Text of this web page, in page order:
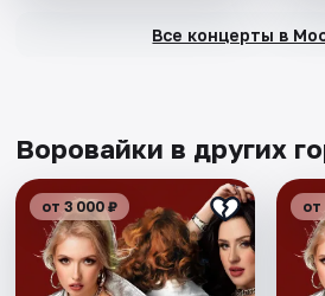
Все концерты в
Воровайки в других
от 3 000 ₽ от